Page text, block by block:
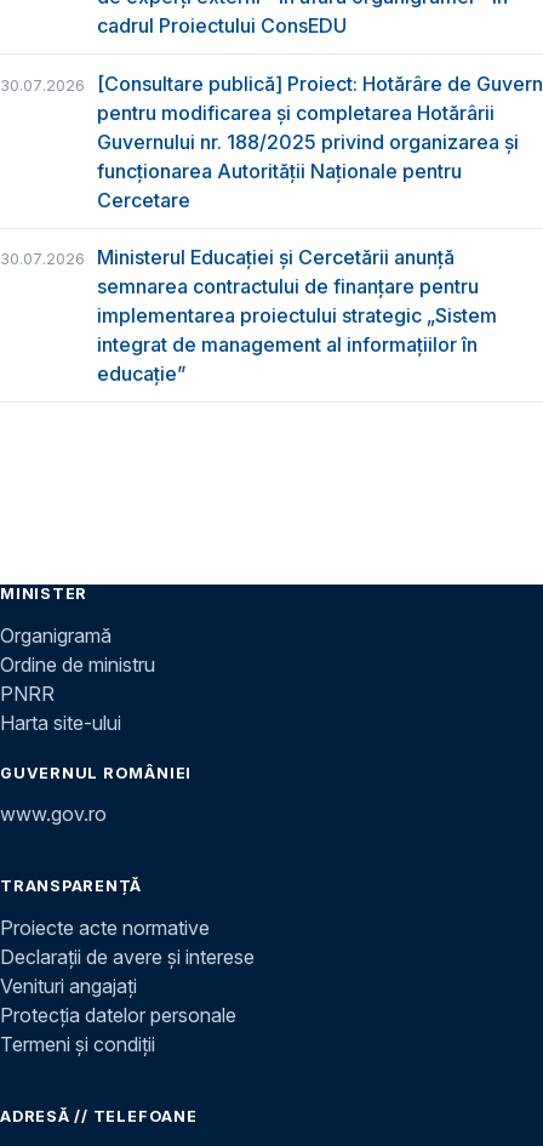
cadrul Proiectului ConsEDU
30.07.2026
[Consultare publică] Proiect: Hotărâre de Guvern
pentru modificarea și completarea Hotărârii
Guvernului nr. 188/2025 privind organizarea şi
funcţionarea Autorităţii Naţionale pentru
Cercetare
30.07.2026
Ministerul Educației și Cercetării anunță
semnarea contractului de finanțare pentru
implementarea proiectului strategic „Sistem
integrat de management al informațiilor în
educație”
MINISTER
Organigramă
Ordine de ministru
PNRR
Harta site-ului
GUVERNUL ROMÂNIEI
www.gov.ro
TRANSPARENȚĂ
Proiecte acte normative
Declarații de avere și interese
Venituri angajați
Protecția datelor personale
Termeni și condiții
ADRESĂ // TELEFOANE